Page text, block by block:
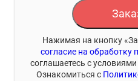
Нажимая на кнопку
согласие на
соглашаетесь с условиями
Ознакомиться с